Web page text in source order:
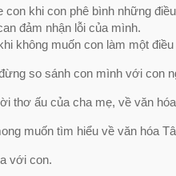
khi con phê bình những
đảm nhận lỗi của mình.
không muốn con làm một điều
so sánh con mình với con
thơ ấu của cha mẹ, về văn
muốn tìm hiểu về văn hóa
với con.